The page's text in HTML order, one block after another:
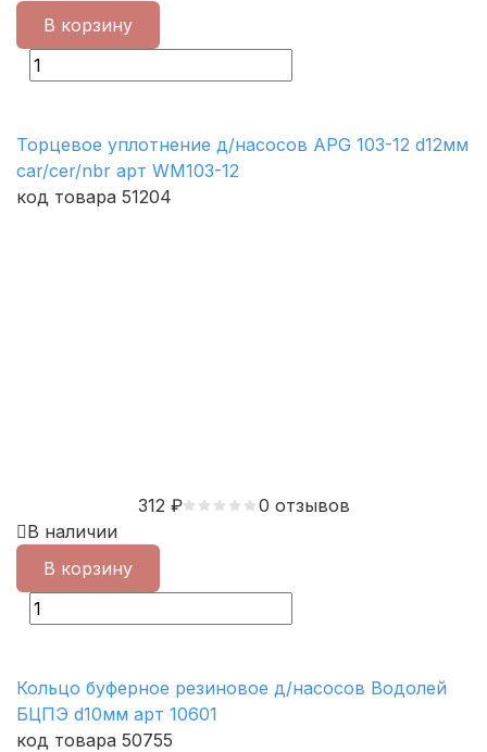
В корзину
Торцевое уплотнение д/насосов APG 103-12 d12мм
car/cer/nbr арт WM103-12
код товара 51204
312 ₽
0 отзывов
В наличии
В корзину
Кольцо буферное резиновое д/насосов Водолей
БЦПЭ d10мм арт 10601
код товара 50755